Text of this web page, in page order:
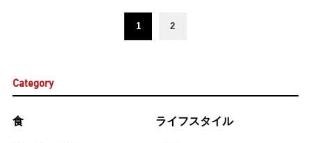
1 2
Category
食 ライフスタイル